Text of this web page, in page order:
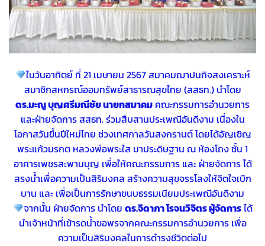
ในวันอาทิตย์ ที่ 21 เมษายน 2567 สมาคมฌาปนกิจสงเคราะห์
สมาชิกสหกรณ์ออมทรัพย์สาธารณสุขไทย (สสธท.) นำโดย
ดร.มะณู บุญศรีมณีชัย นายกสมาคม คณะกรรมการอำนวยการ
และฝ่ายจัดการ สสธท. ร่วมสืบสานประเพณีอันดีงาม เนื่องใน
โอกาสวันขึ้นปีใหม่ไทย ช่วงเทศกาลวันสงกรานต์ โดยได้อัญเชิญ
พระแก้วมรกต หลวงพ่อพระใส มาประดิษฐาน ณ ห้องโถง ชั้น 1
อาคารเพชรสะพานบุญ เพื่อให้คณะกรรมการ และ ฝ่ายจัดการ ได้
สรงน้ำเพื่อความเป็นสิริมงคล สร้างความสุขจรรโลงให้จิตใจเบิก
บาน และ เพื่อเป็นการรักษาขนบธรรมเนียมประเพณีอันดีงาม
จากนั้น ฝ่ายจัดการ นำโดย ดร.จิดาภา โรจนวิจิตร ผู้จัดการได้
นำเจ้าหน้าที่เข้ารดน้ำขอพรจากคณะกรรมการอำนวยการ เพื่อ
ความเป็นสิริมงคลในการดำรงชีวิตต่อไป